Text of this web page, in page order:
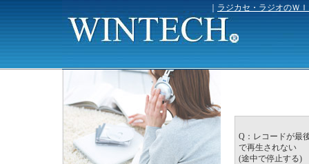
｜ラジカセ・ラジオのＷ
Q：レコードが最
で再生されない
(途中で停止する)